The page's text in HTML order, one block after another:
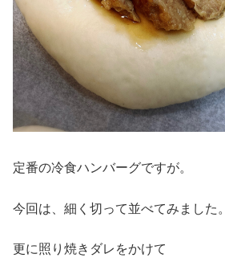
定番の冷食ハンバーグですが。
今回は、細く切って並べてみました。
更に照り焼きダレをかけて